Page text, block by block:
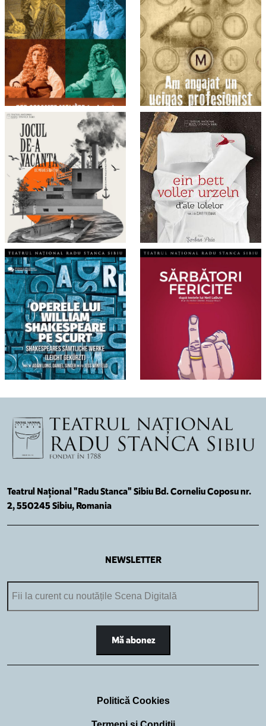
Teatrul Național "Radu Stanca" Sibiu Bd. Corneliu Coposu nr.
2, 550245 Sibiu, Romania
NEWSLETTER
Politică Cookies